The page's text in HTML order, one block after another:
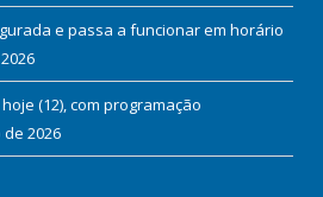
e passa a funcionar em horário
(12), com programação
2026